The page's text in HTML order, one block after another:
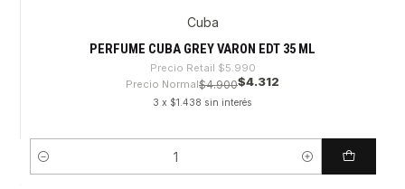
Cuba
PERFUME CUBA GREY VARON EDT 35 ML
Precio Retail $5.990
Precio Normal$4.900$4.312
3 x $1.438 sin interés
Cantidad